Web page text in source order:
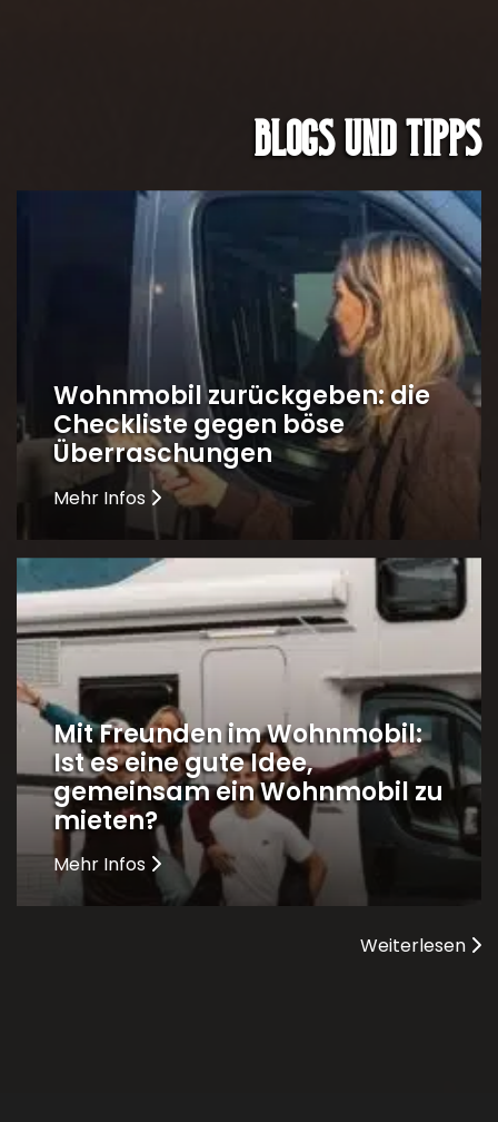
Blogs und Tipps
Wohnmobil zurückgeben: die
Checkliste gegen böse
Überraschungen
Mehr Infos
Mit Freunden im Wohnmobil:
Ist es eine gute Idee,
gemeinsam ein Wohnmobil zu
mieten?
Mehr Infos
Weiterlesen